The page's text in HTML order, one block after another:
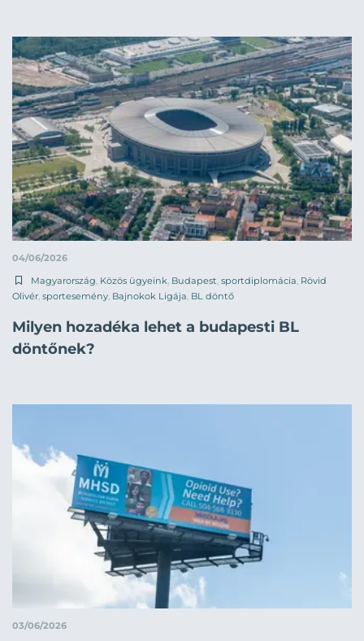
04/06/2026
Magyarország Közös ügyeink Budapest sportdiplomácia Rövid
Olivér sportesemény Bajnokok Ligája BL döntő
Milyen hozadéka lehet a budapesti BL
döntőnek?
03/06/2026